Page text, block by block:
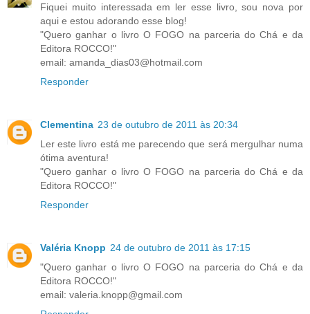
Fiquei muito interessada em ler esse livro, sou nova por
aqui e estou adorando esse blog!
"Quero ganhar o livro O FOGO na parceria do Chá e da
Editora ROCCO!"
email: amanda_dias03@hotmail.com
Responder
Clementina 23 de outubro de 2011 às 20:34
Ler este livro está me parecendo que será mergulhar numa
ótima aventura!
"Quero ganhar o livro O FOGO na parceria do Chá e da
Editora ROCCO!"
Responder
Valéria Knopp 24 de outubro de 2011 às 17:15
"Quero ganhar o livro O FOGO na parceria do Chá e da
Editora ROCCO!"
email: valeria.knopp@gmail.com